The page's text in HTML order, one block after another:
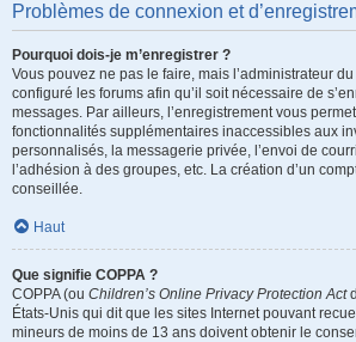
Problèmes de connexion et
Pourquoi dois-je m’enregistrer ?
Vous pouvez ne pas le faire, mais l’administrateur
configuré les forums afin qu’il soit nécessaire de
messages. Par ailleurs, l’enregistrement vous
fonctionnalités supplémentaires inaccessibles aux
personnalisés, la messagerie privée, l’envoi de
l’adhésion à des groupes, etc. La création d’un
conseillée.
Haut
Que signifie COPPA ?
COPPA (ou Children’s Online Privacy Protection Act
États-Unis qui dit que les sites Internet pouvant
mineurs de moins de 13 ans doivent obtenir le